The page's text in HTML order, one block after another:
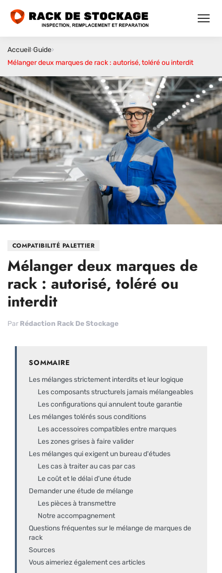
Accueil›Guide›
Mélanger deux marques de rack : autorisé, toléré ou interdit
COMPATIBILITÉ PALETTIER
Mélanger deux marques de
rack : autorisé, toléré ou
interdit
Par Rédaction Rack De Stockage
SOMMAIRE
Les mélanges strictement interdits et leur logique
Les composants structurels jamais mélangeables
Les configurations qui annulent toute garantie
Les mélanges tolérés sous conditions
Les accessoires compatibles entre marques
Les zones grises à faire valider
Les mélanges qui exigent un bureau d'études
Les cas à traiter au cas par cas
Le coût et le délai d'une étude
Demander une étude de mélange
Les pièces à transmettre
Notre accompagnement
Questions fréquentes sur le mélange de marques de
rack
Sources
Vous aimeriez également ces articles